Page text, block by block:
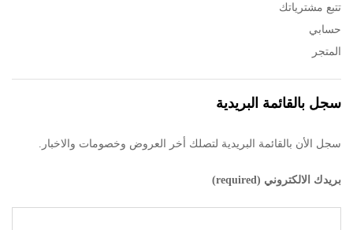
تتبع مشترياتك
حسابي
المتجر
سجل بالقائمة البريدية
سجل الأن بالقائمة البريدية لتصلك أخر العروض وخصومات والاخبار.
بريدك الالكتروني (required)